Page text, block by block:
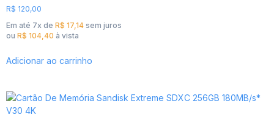
R$ 120,00
Em até 7x de R$ 17,14 sem juros
ou R$ 104,40 à vista
Adicionar ao carrinho